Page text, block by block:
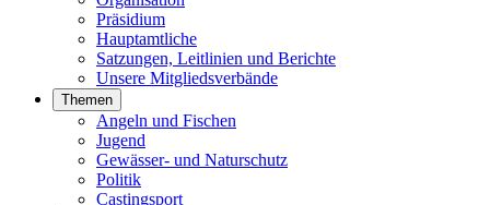
Präsidium
Hauptamtliche
Satzungen, Leitlinien und Berichte
Unsere Mitgliedsverbände
Themen
Angeln und Fischen
Jugend
Gewässer- und Naturschutz
Politik
Castingsport